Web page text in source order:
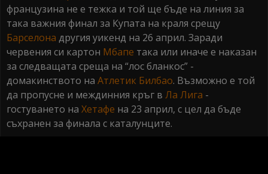
французина не е тежка и той ще бъде на линия за
така важния финал за Купата на краля срещу
Барселона другия уикенд на 26 април. Заради
червения си картон Мбапе така или иначе е наказан
за следващата среща на “лос бланкос” -
домакинството на Атлетик Билбао. Възможно е той
да пропусне и междинния кръг в Ла Лига -
гостуването на Хетафе на 23 април, с цел да бъде
съхранен за финала с каталунците.